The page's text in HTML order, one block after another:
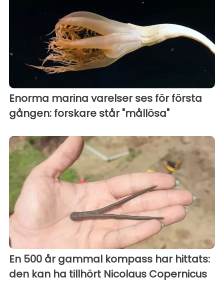
Enorma marina varelser ses för första
gången: forskare står "mållösa"
En 500 år gammal kompass har hittats:
den kan ha tillhört Nicolaus Copernicus